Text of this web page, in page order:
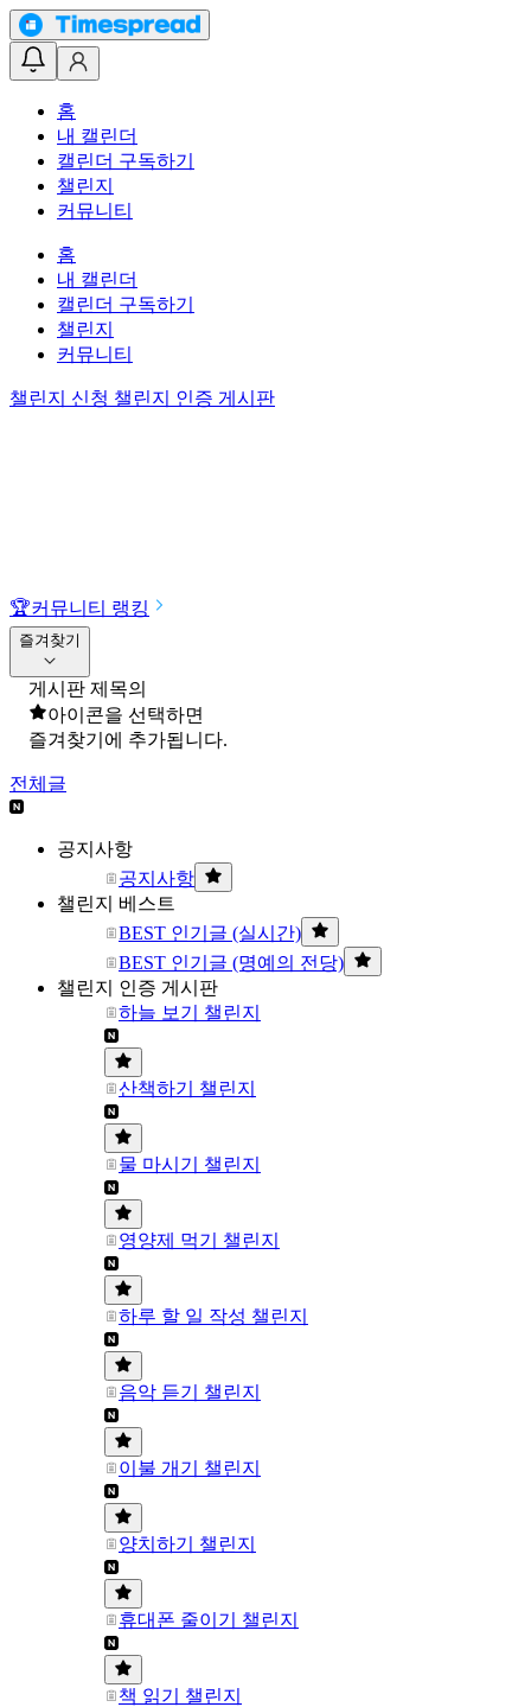
홈
내 캘린더
캘린더 구독하기
챌린지
커뮤니티
홈
내 캘린더
캘린더 구독하기
챌린지
커뮤니티
챌린지 신청 챌린지 인증 게시판
🏆커뮤니티 랭킹
즐겨찾기
게시판 제목의
아이콘을 선택하면
즐겨찾기에 추가됩니다.
전체글
공지사항
공지사항
챌린지 베스트
BEST 인기글 (실시간)
BEST 인기글 (명예의 전당)
챌린지 인증 게시판
하늘 보기 챌린지
산책하기 챌린지
물 마시기 챌린지
영양제 먹기 챌린지
하루 할 일 작성 챌린지
음악 듣기 챌린지
이불 개기 챌린지
양치하기 챌린지
휴대폰 줄이기 챌린지
책 읽기 챌린지